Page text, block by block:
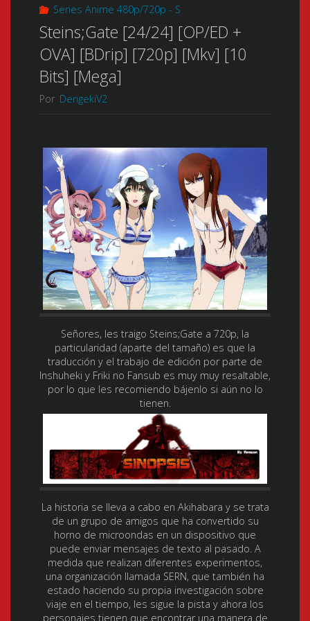
Series Anime 480p/720p - S
Steins;Gate [24/24] [OP/ED +
OVA] [BDrip] [720p] [Mkv] [10
Bits] [Mega]
Por DengekiV2
Señores, les traigo Steins;Gate a 720p, la
particularidad (aparte del tamaño) es que la
traducción y el trabajo de edición por parte de
Inshuheki y Friki no Fansub es muy muy resaltable,
por lo que les recomiendo bájenlo si aún no lo
tienen.
La historia se lleva a cabo en Akihabara y se trata
de un grupo de amigos que ha convertido su
horno de microondas en un dispositivo que
puede enviar mensajes de texto al pasado. A
medida que realizan diferentes experimentos,
una organización llamada SERN, que también ha
estado haciendo su propia investigación sobre
viaje en el tiempo, les sigue la pista y ahora los
personajes tienen que encontrar una manera de